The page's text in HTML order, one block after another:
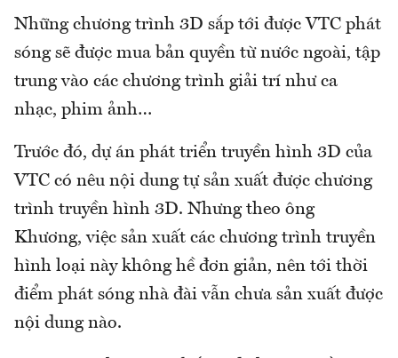
Những chương trình 3D sắp tới được VTC phát
sóng sẽ được mua bản quyền từ nước ngoài, tập
trung vào các chương trình giải trí như ca
nhạc, phim ảnh…
Trước đó, dự án phát triển truyền hình 3D của
VTC có nêu nội dung tự sản xuất được chương
trình truyền hình 3D. Nhưng theo ông
Khương, việc sản xuất các chương trình truyền
hình loại này không hề đơn giản, nên tới thời
điểm phát sóng nhà đài vẫn chưa sản xuất được
nội dung nào.